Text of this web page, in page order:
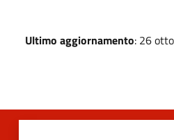
Ultimo aggiornamento: 26